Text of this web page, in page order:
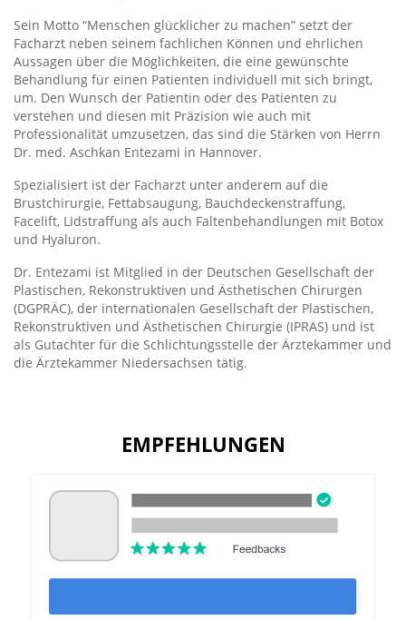
Sein Motto “Menschen glücklicher zu machen” setzt der
Facharzt neben seinem fachlichen Können und ehrlichen
Aussagen über die Möglichkeiten, die eine gewünschte
Behandlung für einen Patienten individuell mit sich bringt,
um. Den Wunsch der Patientin oder des Patienten zu
verstehen und diesen mit Präzision wie auch mit
Professionalität umzusetzen, das sind die Stärken von Herrn
Dr. med. Aschkan Entezami in Hannover.
Spezialisiert ist der Facharzt unter anderem auf die
Brustchirurgie, Fettabsaugung, Bauchdeckenstraffung,
Facelift, Lidstraffung als auch Faltenbehandlungen mit Botox
und Hyaluron.
Dr. Entezami ist Mitglied in der Deutschen Gesellschaft der
Plastischen, Rekonstruktiven und Ästhetischen Chirurgen
(DGPRÄC), der internationalen Gesellschaft der Plastischen,
Rekonstruktiven und Ästhetischen Chirurgie (IPRAS) und ist
als Gutachter für die Schlichtungsstelle der Ärztekammer und
die Ärztekammer Niedersachsen tätig.
EMPFEHLUNGEN